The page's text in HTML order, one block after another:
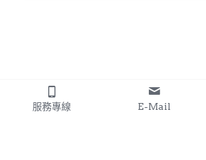
提交
服務專線 E-Mail